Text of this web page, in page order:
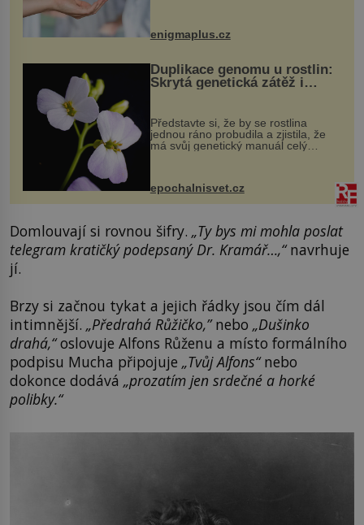
enigmaplus.cz
Duplikace genomu u rostlin:
Skrytá genetická zátěž i
Představte si, že by se rostlina
jednou ráno probudila a zjistila, že
má svůj genetický manuál celý
vstupenka...
epochalnisvet.cz
Domlouvají si rovnou šifry. „Ty bys mi mohla poslat
telegram kratičký podepsaný Dr. Kramář…,“navrhuje
jí.
Brzy si začnou tykat a jejich řádky jsou čím dál
intimnější. „Předrahá Růžičko,”nebo „Dušinko
drahá,“oslovuje Alfons Růženu a místo formálního
podpisu Mucha připojuje „Tvůj Alfons“nebo
dokonce dodává „prozatím jen srdečné a horké
polibky.“